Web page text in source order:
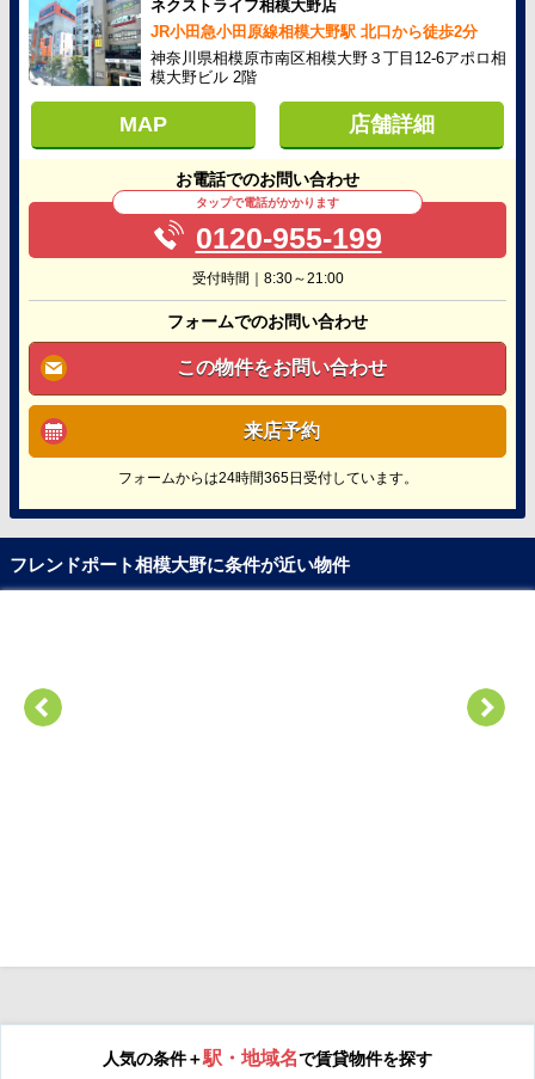
ネクストライフ相模大野店
JR小田急小田原線相模大野駅 北口から徒歩2分
神奈川県相模原市南区相模大野３丁目12-6アポロ相
模大野ビル 2階
MAP 店舗詳細
お電話でのお問い合わせ
タップで電話がかかります
0120-955-199
受付時間｜8:30～21:00
フォームでのお問い合わせ
この物件をお問い合わせ
来店予約
フォームからは24時間365日受付しています。
フレンドポート相模大野に条件が近い物件
人気の条件＋駅・地域名で賃貸物件を探す